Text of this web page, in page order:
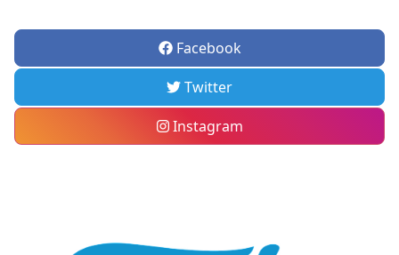
Facebook
Twitter
Instagram